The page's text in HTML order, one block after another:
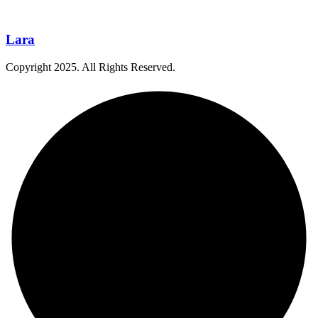
Lara
Copyright 2025. All Rights Reserved.